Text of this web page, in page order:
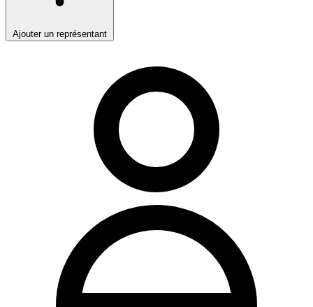
Ajouter un représentant